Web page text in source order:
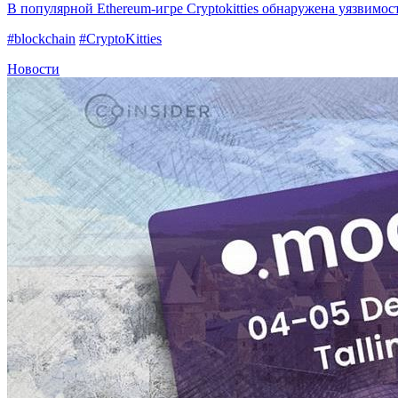
В популярной Ethereum-игре Cryptokitties обнаружена
#blockchain #CryptoKitties
Новости